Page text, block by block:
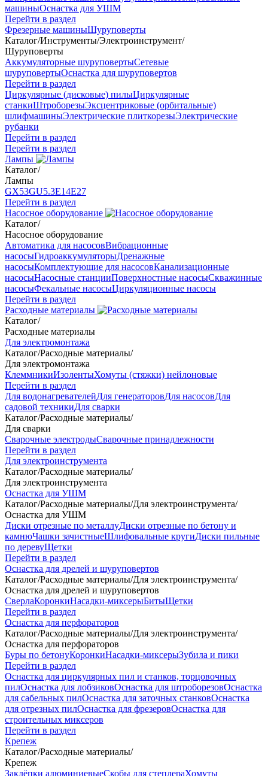
машиныОснастка для УШМ
Перейти в раздел
Фрезерные машиныШуруповерты
Каталог/Инструменты/Электроинструмент/
Шуруповерты
Аккумуляторные шуруповертыСетевые
шуруповертыОснастка для шуруповертов
Перейти в раздел
Циркулярные (дисковые) пилыЦиркулярные
станкиШтроборезыЭксцентриковые (орбитальные)
шлифмашиныЭлектрические плиткорезыЭлектрические
рубанки
Перейти в раздел
Перейти в раздел
Лампы
Каталог/
Лампы
GX53GU5.3Е14Е27
Перейти в раздел
Насосное оборудование
Каталог/
Насосное оборудование
Автоматика для насосовВибрационные
насосыГидроаккумуляторыДренажные
насосыКомплектующие для насосовКанализационные
насосыНасосные станцииПоверхностные насосыСкважинные
насосыФекальные насосыЦиркуляционные насосы
Перейти в раздел
Расходные материалы
Каталог/
Расходные материалы
Для электромонтажа
Каталог/Расходные материалы/
Для электромонтажа
КлеммникиИзолентыХомуты (стяжки) нейлоновые
Перейти в раздел
Для водонагревателейДля генераторовДля насосовДля
садовой техникиДля сварки
Каталог/Расходные материалы/
Для сварки
Сварочные электродыСварочные принадлежности
Перейти в раздел
Для электроинструмента
Каталог/Расходные материалы/
Для электроинструмента
Оснастка для УШМ
Каталог/Расходные материалы/Для электроинструмента/
Оснастка для УШМ
Диски отрезные по металлуДиски отрезные по бетону и
камнюЧашки зачистныеШлифовальные кругиДиски пильные
по деревуЩетки
Перейти в раздел
Оснастка для дрелей и шуруповертов
Каталог/Расходные материалы/Для электроинструмента/
Оснастка для дрелей и шуруповертов
СверлаКоронкиНасадки-миксерыБитыЩетки
Перейти в раздел
Оснастка для перфораторов
Каталог/Расходные материалы/Для электроинструмента/
Оснастка для перфораторов
Буры по бетонуКоронкиНасадки-миксерыЗубила и пики
Перейти в раздел
Оснастка для циркулярных пил и станков, торцовочных
пилОснастка для лобзиковОснастка для штроборезовОснастка
для сабельных пилОснастка для заточных станковОснастка
для отрезных пилОснастка для фрезеровОснастка для
строительных миксеров
Перейти в раздел
Крепеж
Каталог/Расходные материалы/
Крепеж
Заклёпки алюминиевыеСкобы для степлераХомуты